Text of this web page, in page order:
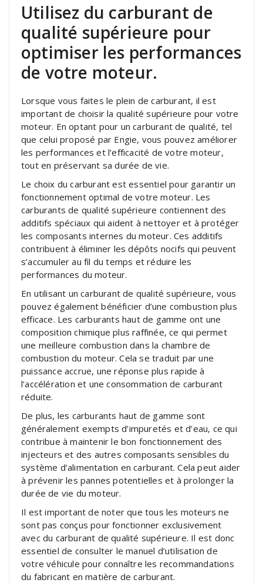
Utilisez du carburant de
qualité supérieure pour
optimiser les performances
de votre moteur.
Lorsque vous faites le plein de carburant, il est
important de choisir la qualité supérieure pour votre
moteur. En optant pour un carburant de qualité, tel
que celui proposé par Engie, vous pouvez améliorer
les performances et l’efficacité de votre moteur,
tout en préservant sa durée de vie.
Le choix du carburant est essentiel pour garantir un
fonctionnement optimal de votre moteur. Les
carburants de qualité supérieure contiennent des
additifs spéciaux qui aident à nettoyer et à protéger
les composants internes du moteur. Ces additifs
contribuent à éliminer les dépôts nocifs qui peuvent
s’accumuler au fil du temps et réduire les
performances du moteur.
En utilisant un carburant de qualité supérieure, vous
pouvez également bénéficier d’une combustion plus
efficace. Les carburants haut de gamme ont une
composition chimique plus raffinée, ce qui permet
une meilleure combustion dans la chambre de
combustion du moteur. Cela se traduit par une
puissance accrue, une réponse plus rapide à
l’accélération et une consommation de carburant
réduite.
De plus, les carburants haut de gamme sont
généralement exempts d’impuretés et d’eau, ce qui
contribue à maintenir le bon fonctionnement des
injecteurs et des autres composants sensibles du
système d’alimentation en carburant. Cela peut aider
à prévenir les pannes potentielles et à prolonger la
durée de vie du moteur.
Il est important de noter que tous les moteurs ne
sont pas conçus pour fonctionner exclusivement
avec du carburant de qualité supérieure. Il est donc
essentiel de consulter le manuel d’utilisation de
votre véhicule pour connaître les recommandations
du fabricant en matière de carburant.